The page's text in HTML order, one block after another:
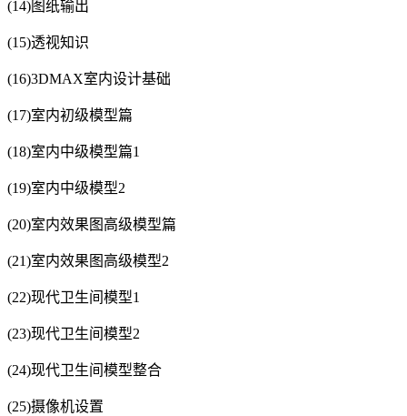
(14)图纸输出
(15)透视知识
(16)3DMAX室内设计基础
(17)室内初级模型篇
(18)室内中级模型篇1
(19)室内中级模型2
(20)室内效果图高级模型篇
(21)室内效果图高级模型2
(22)现代卫生间模型1
(23)现代卫生间模型2
(24)现代卫生间模型整合
(25)摄像机设置